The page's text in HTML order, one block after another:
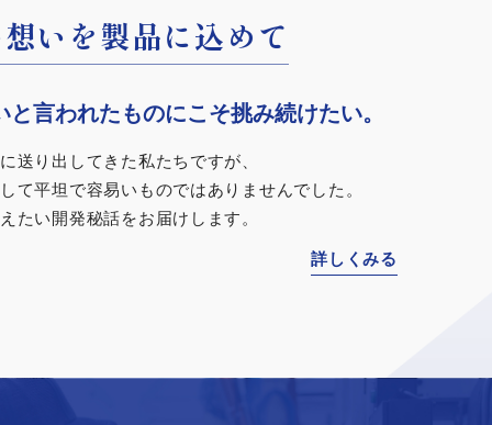
だからこそおもしろい
技術におけるプロフェッショナルで
める可能性はまだまだ広がっています。
ことで私たちは成長できる。
クワクのために、これからも挑戦し続けます。
く花開くように
した知育玩具ブランド
メーカーならではの視点から開発しました。
を採用し、子供たちが楽しく遊びやすいように
いを製品に込めて
と言われたものにこそ挑み続けたい。
送り出してきた私たちですが、
て平坦で容易いものではありませんでした。
たい開発秘話をお届けします。
詳しくみる
だからこそおもしろい
技術におけるプロフェッショナルで
める可能性はまだまだ広がっています。
ことで私たちは成長できる。
クワクのために、これからも挑戦し続けます。
く花開くように
した知育玩具ブランド
メーカーならではの視点から開発しました。
を採用し、子供たちが楽しく遊びやすいように
いを製品に込めて
と言われたものにこそ挑み続けたい。
送り出してきた私たちですが、
て平坦で容易いものではありませんでした。
たい開発秘話をお届けします。
詳しくみる
だからこそおもしろい
技術におけるプロフェッショナルで
める可能性はまだまだ広がっています。
ことで私たちは成長できる。
クワクのために、これからも挑戦し続けます。